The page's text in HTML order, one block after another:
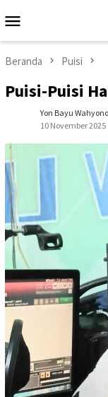
ke
Mobile
Beranda Puisi
Puisi-Puisi
Yon Bayu Wahyono
10 November 2025